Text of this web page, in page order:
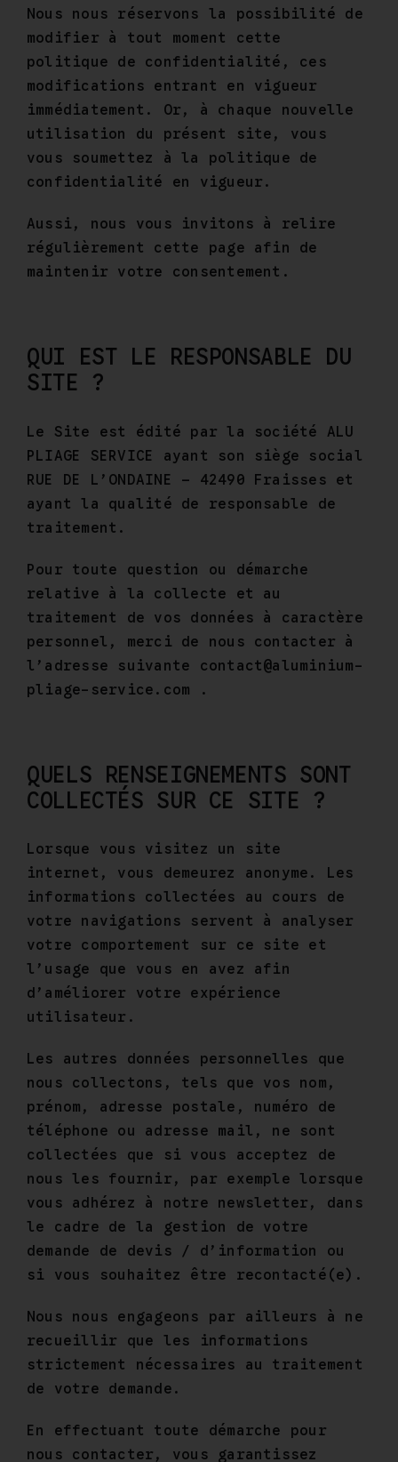
Nous nous réservons la possibilité de
modifier à tout moment cette
politique de confidentialité, ces
modifications entrant en vigueur
immédiatement. Or, à chaque nouvelle
utilisation du présent site, vous
vous soumettez à la politique de
confidentialité en vigueur.
Aussi, nous vous invitons à relire
régulièrement cette page afin de
maintenir votre consentement.
QUI EST LE RESPONSABLE DU
SITE ?
Le Site est édité par la société ALU
PLIAGE SERVICE ayant son siège social
RUE DE L’ONDAINE – 42490 Fraisses et
ayant la qualité de responsable de
traitement.
Pour toute question ou démarche
relative à la collecte et au
traitement de vos données à caractère
personnel, merci de nous contacter à
l’adresse suivante contact@aluminium-
pliage-service.com .
QUELS RENSEIGNEMENTS SONT
COLLECTÉS SUR CE SITE ?
Lorsque vous visitez un site
internet, vous demeurez anonyme. Les
informations collectées au cours de
votre navigations servent à analyser
votre comportement sur ce site et
l’usage que vous en avez afin
d’améliorer votre expérience
utilisateur.
Les autres données personnelles que
nous collectons, tels que vos nom,
prénom, adresse postale, numéro de
téléphone ou adresse mail, ne sont
collectées que si vous acceptez de
nous les fournir, par exemple lorsque
vous adhérez à notre newsletter, dans
le cadre de la gestion de votre
demande de devis / d’information ou
si vous souhaitez être recontacté(e).
Nous nous engageons par ailleurs à ne
recueillir que les informations
strictement nécessaires au traitement
de votre demande.
En effectuant toute démarche pour
nous contacter, vous garantissez